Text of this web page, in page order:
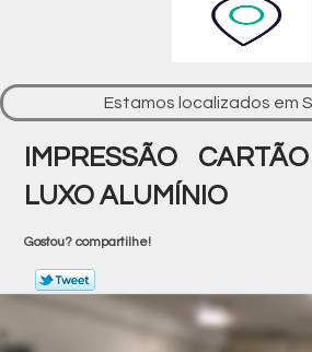
Estamos localizados em
IMPRESSÃO
LUXO ALUMÍNIO
Gostou? compartilhe!